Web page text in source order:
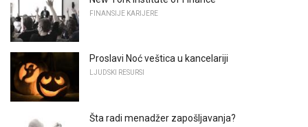
FINANSIJE KARIJERE
Proslavi Noć veštica u kancelariji
LJUDSKI RESURSI
Šta radi menadžer zapošljavanja?